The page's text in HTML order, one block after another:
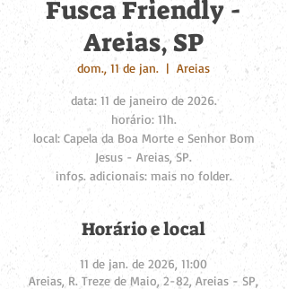
Fusca Friendly -
Areias, SP
dom., 11 de jan.
  |
Areias
data: 11 de janeiro de 2026.
horário: 11h.
local: Capela da Boa Morte e Senhor Bom
Jesus - Areias, SP.
infos. adicionais: mais no folder.
Horário e local
11 de jan. de 2026, 11:00
Areias, R. Treze de Maio, 2-82, Areias - SP,